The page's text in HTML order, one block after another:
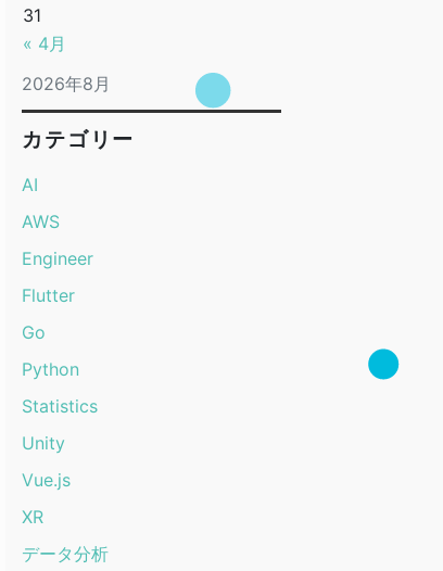
2026年8月
« 4月
31
カテゴリー
AI
AWS
Engineer
Flutter
Go
Python
Statistics
Unity
Vue.js
XR
データ分析